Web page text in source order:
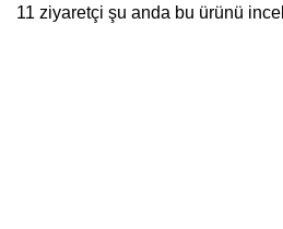
11 ziyaretçi şu anda bu ürünü